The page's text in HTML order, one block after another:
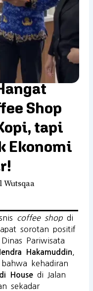
Shop
tapi
Ekonomi
Wutsqaa
coffee shopdi
sorotan positif
Pariwisata
Hakamuddin,
kehadiran
Housedi Jalan
sekadar